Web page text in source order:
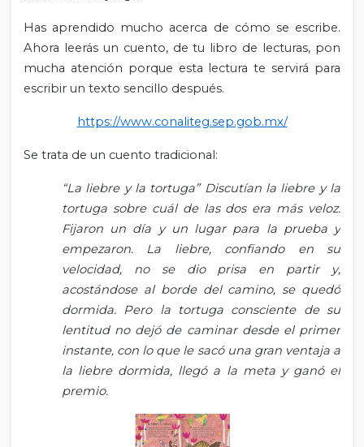
Has aprendido mucho acerca de cómo se escribe.
Ahora leerás un cuento, de tu libro de lecturas, pon
mucha atención porque esta lectura te servirá para
escribir un texto sencillo después.
https://www.conaliteg.sep.gob.mx/
Se trata de un cuento tradicional:
“La liebre y la tortuga” Discutían la liebre y la
tortuga sobre cuál de las dos era más veloz.
Fijaron un día y un lugar para la prueba y
empezaron. La liebre, confiando en su
velocidad, no se dio prisa en partir y,
acostándose al borde del camino, se quedó
dormida. Pero la tortuga consciente de su
lentitud no dejó de caminar desde el primer
instante, con lo que le sacó una gran ventaja a
la liebre dormida, llegó a la meta y ganó el
premio.